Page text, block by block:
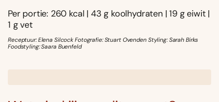
Per portie: 260 kcal | 43 g koolhydraten | 19 g eiwit |
1 g vet
Receptuur: Elena Silcock Fotografie: Stuart Ovenden Styling: Sarah Birks
Foodstyling: Saara Buenfeld